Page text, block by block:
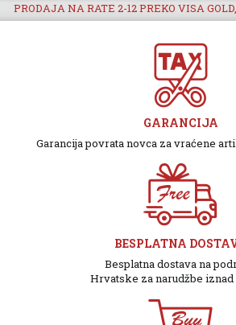
PRODAJA NA RATE 2-12 PREKO VISA
GARANCIJA
Garancija povrata novca za vraćene
BESPLATNA
Besplatna dostava na
Hrvatske za narudžbe iznad